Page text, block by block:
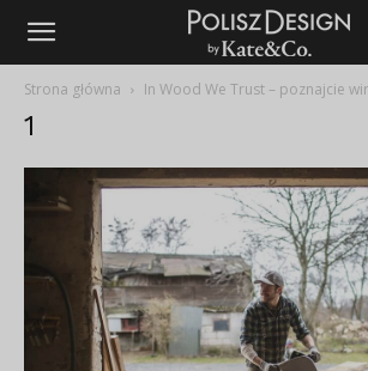
Strona główna In Wood We Trust – poznajcie
1